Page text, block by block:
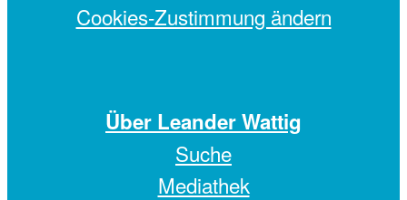
Cookies-Zustimmung ändern
Über Leander Wattig
Suche
Mediathek